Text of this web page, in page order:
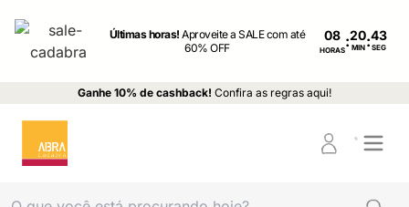
Últimas horas!Aproveite a SALE com até
60% OFF
08
HORAS: MIN : SEG
Ganhe 10% de cashback! Confira as regras aqui!